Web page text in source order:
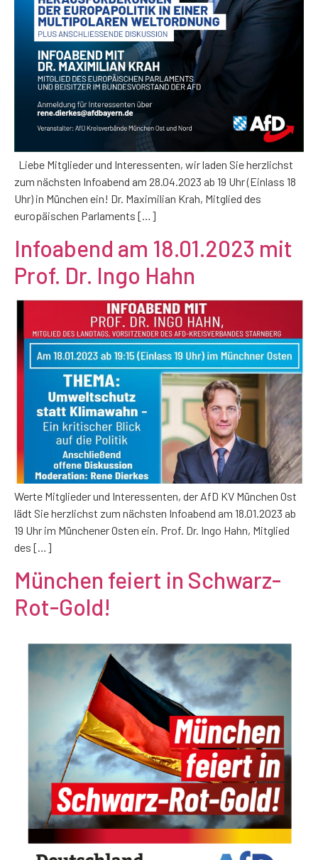
Liebe Mitglieder und Interessenten, wir laden Sie herzlichst
zum nächsten Infoabend am 28.04.2023 ab 19 Uhr (Einlass 18
Uhr) in München ein! Dr. Maximilian Krah, Mitglied des
europäischen Parlaments […]
Infoabend am 18.01.2023 mit
Prof. Dr. Ingo Hahn
Werte Mitglieder und Interessenten, der AfD KV München Ost
lädt Sie herzlichst zum nächsten Infoabend am 18.01.2023 ab
19 Uhr im Münchener Osten ein. Prof. Dr. Ingo Hahn, Mitglied
des […]
München feiert in Schwarz-
Rot-Gold!